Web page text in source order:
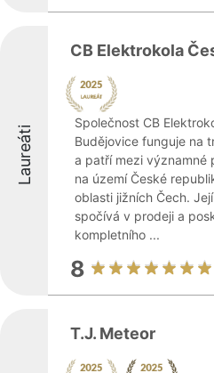
Laureáti
CB Elektrokola
Společnost CB
Budějovice funguje na
a patří mezi významné
na území České
oblasti jižních Čech.
spočívá v prodeji a
kompletního ...
8
T.J. Meteor